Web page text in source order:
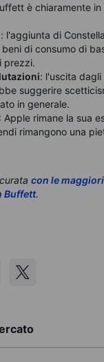
è chiaramente
: l'aggiunta di
di consumo di
prezzi.
: l'uscita dagli
suggerire
in generale.
: Apple rimane la sua
rimangono una
con le
Buffett.